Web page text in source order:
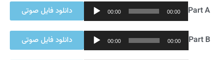
Part A
Audio
Player
00:00 00:00 دانلود فایل صوتی
Part B
Audio
Player
00:00 00:00 دانلود فایل صوتی